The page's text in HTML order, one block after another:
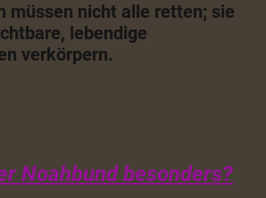
müssen nicht alle retten; sie
lebendige
verkörpern.
Noahbund besonders?